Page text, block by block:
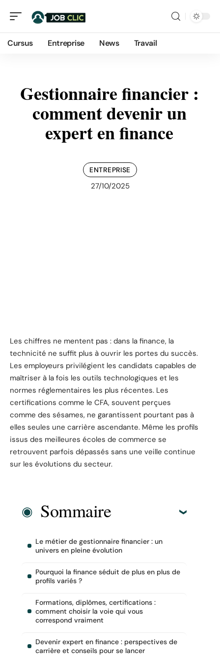
Cursus Entreprise News Travail
Gestionnaire financier :
comment devenir un
expert en finance
ENTREPRISE
27/10/2025
Les chiffres ne mentent pas : dans la finance, la
technicité ne suffit plus à ouvrir les portes du succès.
Les employeurs privilégient les candidats capables de
maîtriser à la fois les outils technologiques et les
normes réglementaires les plus récentes. Les
certifications comme le CFA, souvent perçues
comme des sésames, ne garantissent pourtant pas à
elles seules une carrière ascendante. Même les profils
issus des meilleures écoles de commerce se
retrouvent parfois dépassés sans une veille continue
sur les évolutions du secteur.
Sommaire
Le métier de gestionnaire financier : un
univers en pleine évolution
Pourquoi la finance séduit de plus en plus de
profils variés ?
Formations, diplômes, certifications :
comment choisir la voie qui vous
correspond vraiment
Devenir expert en finance : perspectives de
carrière et conseils pour se lancer